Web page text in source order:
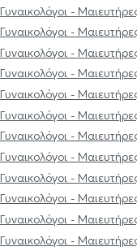
Γυναικολόγοι -
Γυναικολόγοι -
Γυναικολόγοι -
Γυναικολόγοι -
Γυναικολόγοι -
Γυναικολόγοι -
Γυναικολόγοι -
Γυναικολόγοι -
Γυναικολόγοι -
Γυναικολόγοι -
Γυναικολόγοι -
Γυναικολόγοι -